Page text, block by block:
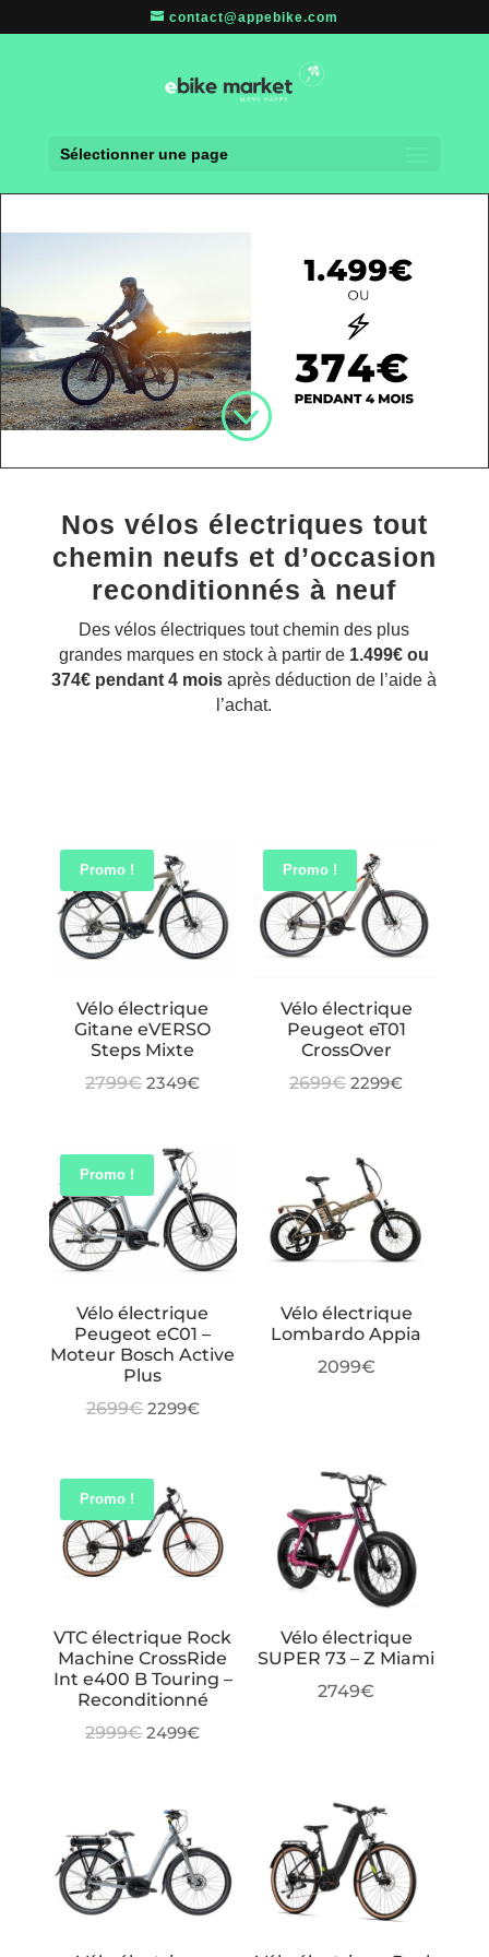
contact@appebike.com
Sélectionner une page
;
Nos vélos électriques tout
chemin neufs et d’occasion
reconditionnés à neuf
Des vélos électriques tout chemin des plus
grandes marques en stock à partir de 1.499€ ou
374€ pendant 4 moisaprès déduction de l’aide à
l’achat.
Promo !
Vélo électrique
Gitane eVERSO
Steps Mixte
2799€ Le
était :
2799€.
2349€Le
2349€.
Promo !
Vélo électrique
Peugeot eT01
CrossOver
2699€ Le
était :
2699€.
2299€Le
Promo !
Vélo électrique
Peugeot eC01 –
Moteur Bosch Active
Plus
2699€ Le
était :
2699€.
2299€Le
2299€.
Vélo électrique
Lombardo Appia
2099€
Promo !
VTC électrique Rock
Machine CrossRide
Int e400 B Touring –
Reconditionné
2999€ Le
était :
2999€.
2499€
2499€.
Vélo électrique
SUPER 73 – Z Miami
2749€